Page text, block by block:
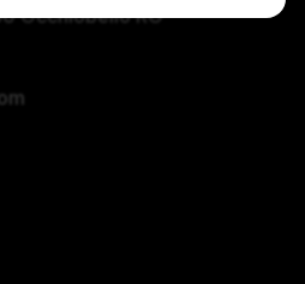
Occhiobello RO